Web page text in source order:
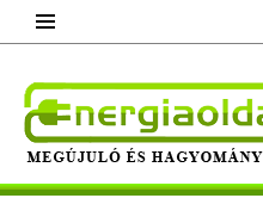
content
Megújuló és